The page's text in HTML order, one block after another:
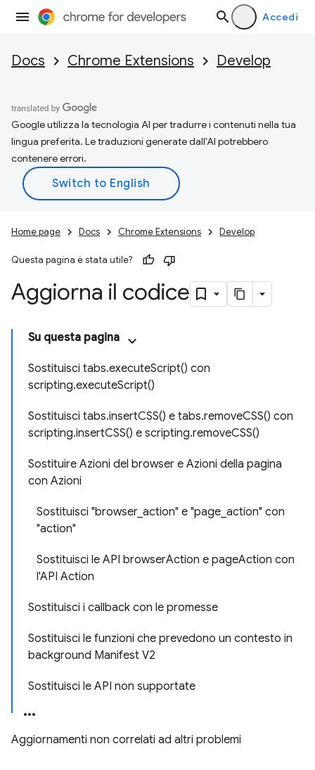
Accedi
Docs Chrome Extensions Develop
Google utilizza la tecnologia AI per tradurre i contenuti nella tua
lingua preferita. Le traduzioni generate dall'AI potrebbero
contenere errori.
Home page Docs Chrome Extensions Develop
Questa pagina è stata utile?
Aggiorna il codice
Su questa pagina
Sostituisci tabs.executeScript() con
scripting.executeScript()
Sostituisci tabs.insertCSS() e tabs.removeCSS() con
scripting.insertCSS() e scripting.removeCSS()
Sostituire Azioni del browser e Azioni della pagina
con Azioni
Sostituisci "browser_action" e "page_action" con
"action"
Sostituisci le API browserAction e pageAction con
l'API Action
Sostituisci i callback con le promesse
Sostituisci le funzioni che prevedono un contesto in
background Manifest V2
Sostituisci le API non supportate
Aggiornamenti non correlati ad altri problemi